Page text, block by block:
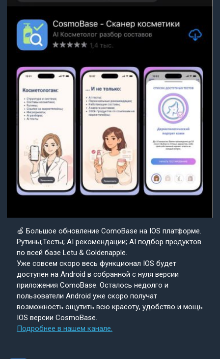
🍏 Большое обновление ComoBase на IOS платформе.
Рутины;Тесты; AI рекомендации; AI подбор продуктов
по всей базе Letu & Goldenapple.
Уже совсем скоро весь функционал IOS будет
доступен на Android в собранной с нуля версии
приложения ComoBase. Осталось недолго и
пользователи Android уже скоро получат
возможность ощутить всю красоту, удобство и мощь
IOS версии CosmoBase.
Подробнее в нашем канале.